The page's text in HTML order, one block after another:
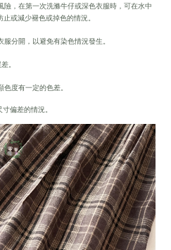
，在第一次洗滌牛仔或深色衣服時，可在水中
或減少褪色或掉色的情況。
分開，以避免有染色情況發生。
。
度有一定的色差。
偏差的情況。